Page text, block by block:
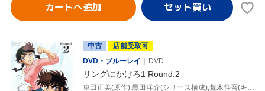
カートへ追加
中古
店舗受取可
DVD・ブルーレイ
DVD
リングにかけろ1 Round.2
車田正美(原作),黒田洋介(シリーズ構成),荒木伸吾(キャラクターデザイン),(高嶺竜児)森田成一,高嶺菊:田中理恵,剣崎順:置鮎龍太郎,香取石松:草尾毅,志那虎一城:石川英郎